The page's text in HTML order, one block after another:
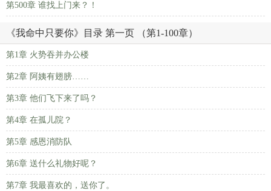
第500章 谁找上门来？！
《我命中只要你》目录 第一页 （第1-100章）
第1章 火势吞并办公楼
第2章 阿姨有翅膀……
第3章 他们飞下来了吗？
第4章 在孤儿院？
第5章 感恩消防队
第6章 送什么礼物好呢？
第7章 我最喜欢的，送你了。